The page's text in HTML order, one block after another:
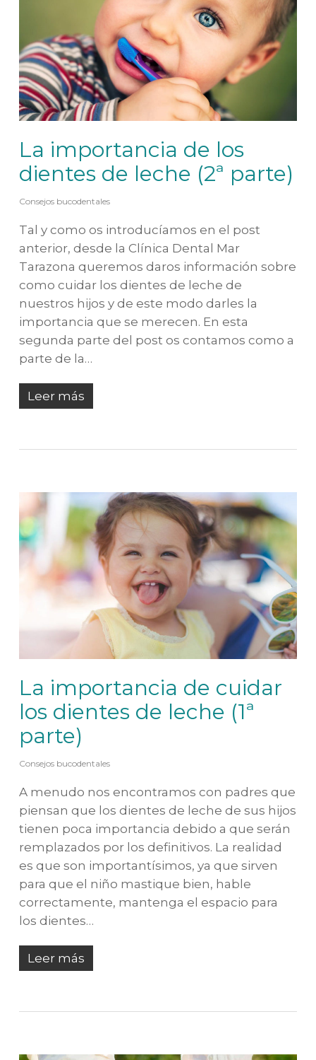
La importancia de los
dientes de leche (2ª parte)
Consejos bucodentales
Tal y como os introducíamos en el post
anterior, desde la Clínica Dental Mar
Tarazona queremos daros información sobre
como cuidar los dientes de leche de
nuestros hijos y de este modo darles la
importancia que se merecen. En esta
segunda parte del post os contamos como a
parte de la…
Leer más
La importancia de cuidar
los dientes de leche (1ª
parte)
Consejos bucodentales
A menudo nos encontramos con padres que
piensan que los dientes de leche de sus hijos
tienen poca importancia debido a que serán
remplazados por los definitivos. La realidad
es que son importantísimos, ya que sirven
para que el niño mastique bien, hable
correctamente, mantenga el espacio para
los dientes…
Leer más